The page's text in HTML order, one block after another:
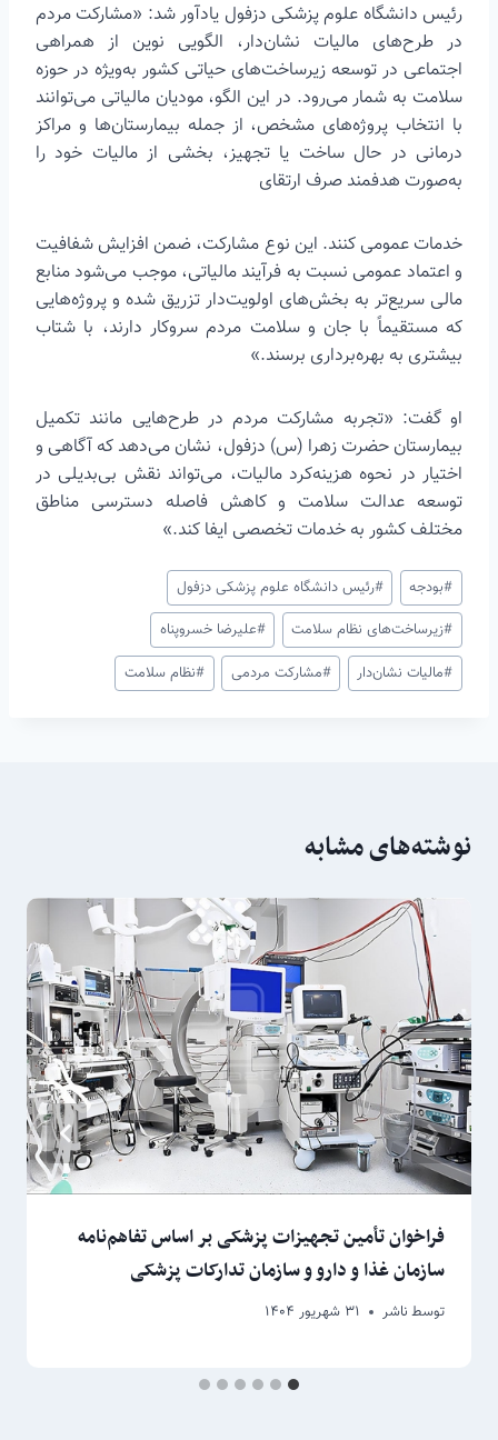
رئیس دانشگاه علوم پزشکی دزفول یادآور شد: «مشارکت مردم
در طرح‌های مالیات نشان‌دار، الگویی نوین از همراهی
اجتماعی در توسعه زیرساخت‌های حیاتی کشور به‌ویژه در حوزه
سلامت به شمار می‌رود. در این الگو، مودیان مالیاتی می‌توانند
با انتخاب پروژه‌های مشخص، از جمله بیمارستان‌ها و مراکز
درمانی در حال ساخت یا تجهیز، بخشی از مالیات خود را
به‌صورت هدفمند صرف ارتقای
خدمات عمومی کنند. این نوع مشارکت، ضمن افزایش شفافیت
و اعتماد عمومی نسبت به فرآیند مالیاتی، موجب می‌شود منابع
مالی سریع‌تر به بخش‌های اولویت‌دار تزریق شده و پروژه‌هایی
که مستقیماً با جان و سلامت مردم سروکار دارند، با شتاب
بیشتری به بهره‌برداری برسند.»
او گفت: «تجربه مشارکت مردم در طرح‌هایی مانند تکمیل
بیمارستان حضرت زهرا (س) دزفول، نشان می‌دهد که آگاهی و
اختیار در نحوه هزینه‌کرد مالیات، می‌تواند نقش بی‌بدیلی در
توسعه عدالت سلامت و کاهش فاصله دسترسی مناطق
مختلف کشور به خدمات تخصصی ایفا کند.»
برچسب‌های
نوشته:
#بودجه #رئیس دانشگاه علوم پزشکی دزفول
#زیرساخت‌های نظام سلامت #علیرضا خسروپناه
#مالیات نشان‌دار #مشارکت مردمی #نظام سلامت
نوشته‌های مشابه
فراخوان تأمین تجهیزات پزشکی بر اساس تفاهم‌نامه
سازمان غذا و دارو و سازمان تدارکات پزشکی
توسط ناشر ۳۱ شهریور ۱۴۰۴